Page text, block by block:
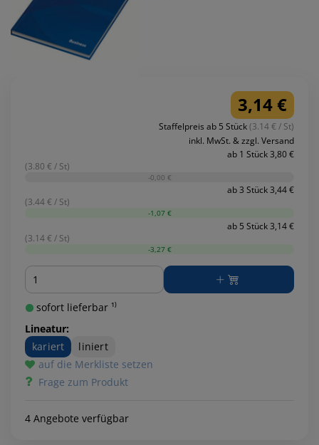
3,14 €
Staffelpreis ab 5 Stück(3.14 € / St)
inkl. MwSt. & zzgl. Versand
ab 1 Stück 3,80 €
(3.80 € / St)
-0,00 €
ab 3 Stück 3,44 €
(3.44 € / St)
-1,07 €
ab 5 Stück 3,14 €
(3.14 € / St)
-3,27 €
Menge
sofort lieferbar ¹⁾
Lineatur:
kariert
liniert
auf die Merkliste setzen
Frage zum Produkt
4 Angebote verfügbar